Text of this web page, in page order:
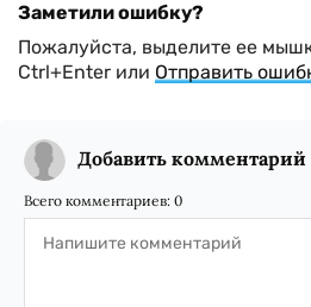
Заметили ошибку?
Пожалуйста, выделите ее
Ctrl+Enter или Отправить
Добавить комментарий
Всего комментариев: 0